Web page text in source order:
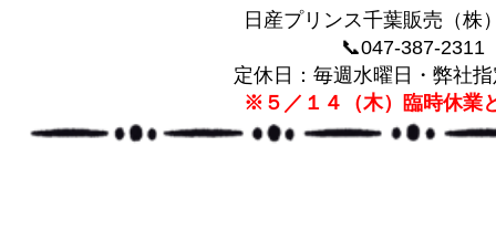
日産プリンス千葉販売（株
📞047-387-2311
定休日：毎週水曜日・弊社
※５／１４（木）臨時休業